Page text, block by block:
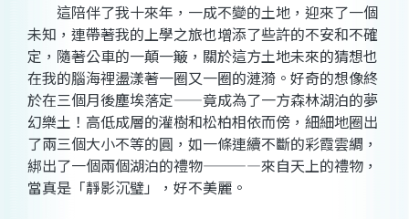
這陪伴了我十來年，一成不變的土地，迎來了一個
未知，連帶著我的上學之旅也增添了些許的不安和不確
定，隨著公車的一顛一簸，關於這方土地未來的猜想也
在我的腦海裡盪漾著一圈又一圈的漣漪。好奇的想像終
於在三個月後塵埃落定——竟成為了一方森林湖泊的夢
幻樂土！高低成層的灌樹和松柏相依而傍，細細地圈出
了兩三個大小不等的圓，如一條連續不斷的彩霞雲綢，
綁出了一個兩個湖泊的禮物————來自天上的禮物，
當真是「靜影沉璧」，好不美麗。